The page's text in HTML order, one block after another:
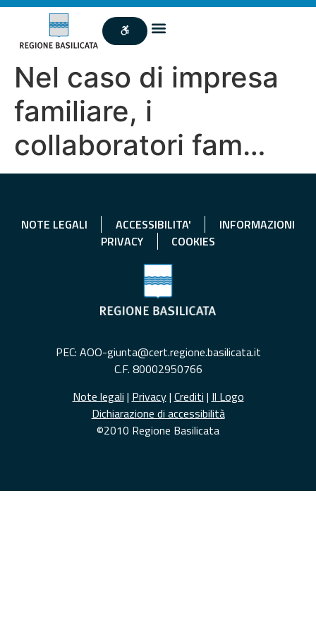
Nel caso di impresa
familiare, i
collaboratori fam…
NOTE LEGALI ACCESSIBILITA'
INFORMAZIONI
PRIVACY
COOKIES
PEC: AOO-giunta@cert.regione.basilicata.it
C.F. 80002950766
Note legali | Privacy| Crediti | Il Logo
Dichiarazione di accessibilità
©2010 Regione Basilicata